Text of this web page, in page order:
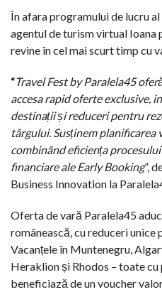
În afara programului de lucru
agentul de turism virtual
revine în cel mai scurt timp cu
“Travel Fest by Paralela45
accesa rapid oferte exclusive,
destinații și reduceri pentru
târgului. Susținem planificarea
combinând eficiența
financiare ale Early Booking”,
Business Innovation la
Oferta de vară Paralela45
românească, cu reduceri unice
Vacanțele în Muntenegru,
Heraklion și Rhodos – toate cu
beneficiază de un voucher